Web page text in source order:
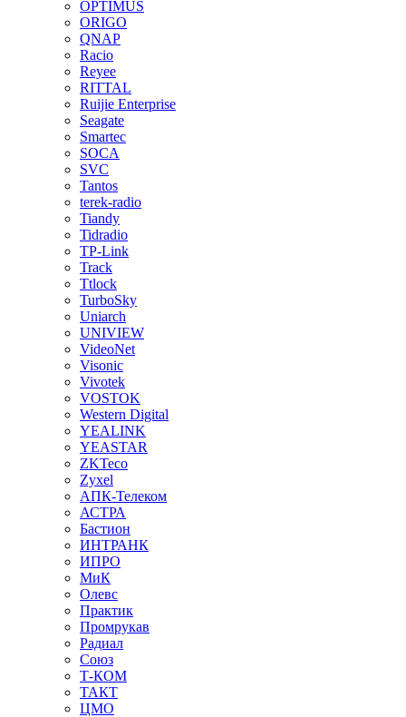
OPTIMUS
ORIGO
QNAP
Racio
Reyee
RITTAL
Ruijie Enterprise
Seagate
Smartec
SOCA
SVC
Tantos
terek-radio
Tiandy
Tidradio
TP-Link
Track
Ttlock
TurboSky
Uniarch
UNIVIEW
VideoNet
Visonic
Vivotek
VOSTOK
Western Digital
YEALINK
YEASTAR
ZKTeco
Zyxel
АПК-Телеком
АСТРА
Бастион
ИНТРАНК
ИПРО
МиК
Олевс
Практик
Промрукав
Радиал
Союз
Т-КОМ
ТАКТ
ЦМО